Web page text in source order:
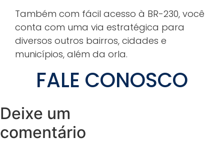
Também com fácil acesso à BR-230, você
conta com uma via estratégica para
diversos outros bairros, cidades e
municípios, além da orla.
FALE CONOSCO
Deixe um
comentário